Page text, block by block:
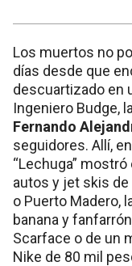
Los muertos no
días desde que
descuartizado en
Ingeniero Budge,
Fernando
seguidores. Allí,
“Lechuga”
autos y jet skis de
o Puerto Madero,
banana y
Scarface o de un
Nike de 80 mil